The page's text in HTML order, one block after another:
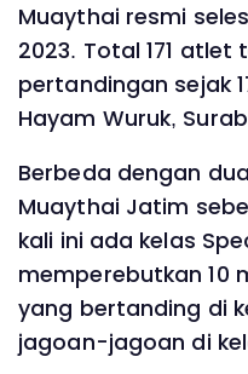
Muaythai resmi
2023. Total 171
pertandingan sejak
Hayam Wuruk,
Berbeda dengan
Muaythai Jatim
kali ini ada kelas
memperebutkan 10
yang bertanding di
jagoan-jagoan di